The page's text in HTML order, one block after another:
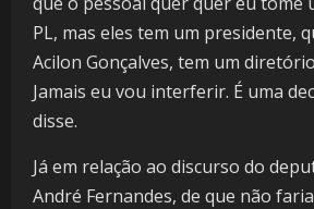
PL, mas eles tem um presidente,
Acilon Gonçalves, tem um
Jamais eu vou interferir. É uma
disse.
Já em relação ao discurso do
André Fernandes, de que não